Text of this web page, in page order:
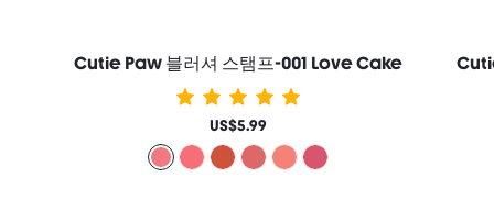
Cutie Paw 블러셔 스탬프-001 Love Cake
US$5.99